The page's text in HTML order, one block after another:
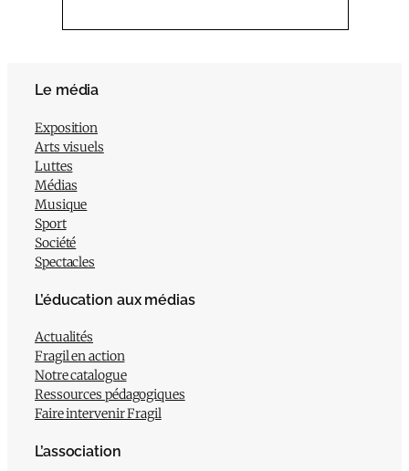
Le média
Exposition
Arts visuels
Luttes
Médias
Musique
Sport
Société
Spectacles
L’éducation aux médias
Actualités
Fragil en action
Notre catalogue
Ressources pédagogiques
Faire intervenir Fragil
L’association